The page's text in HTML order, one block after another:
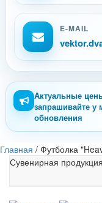
E-MAIL
Актуальные
запрашивайте у
обновления
Главная / Футболка
Сувенирная продукция